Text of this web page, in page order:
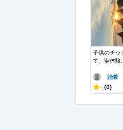
子供のチッ
て、実体験...
治希
- (0)